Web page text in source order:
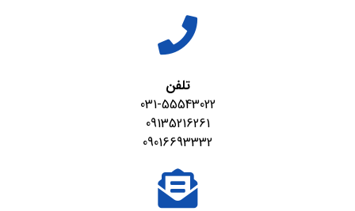
تلفن
031-55543022
09135216261
09016693332